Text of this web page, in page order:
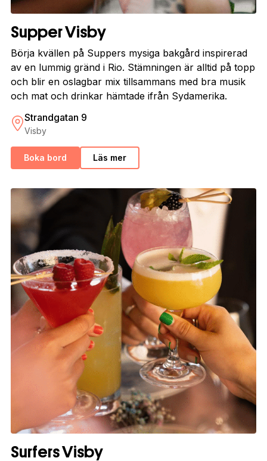
Supper Visby
Börja kvällen på Suppers mysiga bakgård inspirerad
av en lummig gränd i Rio. Stämningen är alltid på topp
och blir en oslagbar mix tillsammans med bra musik
och mat och drinkar hämtade ifrån Sydamerika.
Strandgatan 9
Visby
Boka bord Läs mer
Surfers Visby